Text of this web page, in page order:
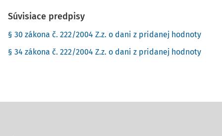
Súvisiace predpisy
§ 30 zákona č. 222/2004 Z.z. o dani z pridanej hodnoty
§ 34 zákona č. 222/2004 Z.z. o dani z pridanej hodnoty